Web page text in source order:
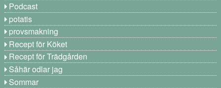
Podcast
potatis
provsmakning
Recept för Köket
Recept för Trädgården
Såhär odlar jag
Sommar